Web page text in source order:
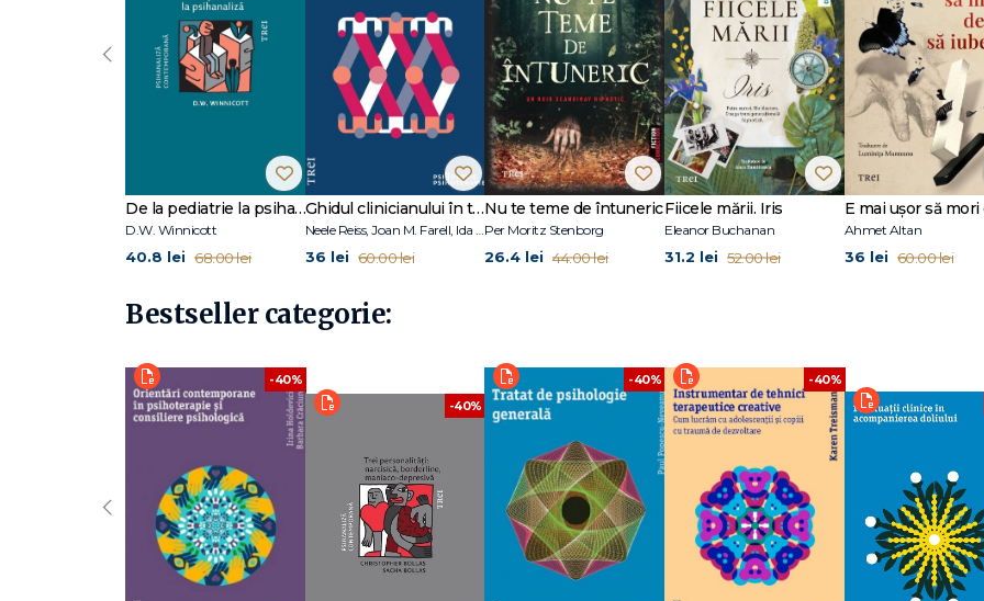
Capitolul 6. Analiza lui Smiley Blanton cu Freud
Capitolul 7. Structura terapiei în practica lui Freud
Capitolul 8. De la sugestiile tehnice ale lui Freud către noua ortodoxie
Capitolul 9. Concluzii
De la pediatrie la psihanaliză
D.W. Winnicott
40.8 lei 68.00 lei
Ghidul clinicianului în terapia schemelor
Neele Reiss, Joan M. Farell, Ida A.Show
36 lei 60.00 lei
Nu te teme de întuneric
Per Moritz Stenborg
26.4 lei 44.00 lei
Fiicele mării. Iris
Eleanor Buchanan
31.2 lei 52.00 lei
Ahmet Altan
36 lei 60.00 lei
‹
Bestseller categorie:
-40%
-40%
-40% -40%
‹